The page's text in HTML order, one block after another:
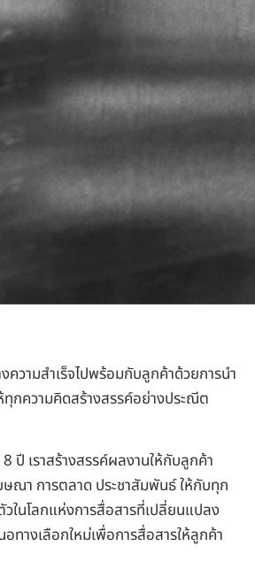
ความสำเร็จไปพร้อมกับลูกค้าด้วยการนำ
ทุกความคิดสร้างสรรค์อย่างประณีต
ปี เราสร้างสรรค์ผลงานให้กับลูกค้า
ษณา การตลาด ประชาสัมพันธ์ ให้กับทุก
ในโลกแห่งการสื่อสารที่เปลี่ยนแปลง
อทางเลือกใหม่เพื่อการสื่อสารให้ลูกค้า